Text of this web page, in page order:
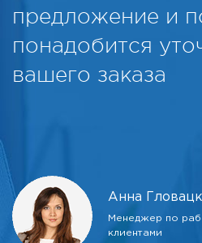
предложение и
понадобится
вашего заказа
Анна
Менеджер по
клиентами